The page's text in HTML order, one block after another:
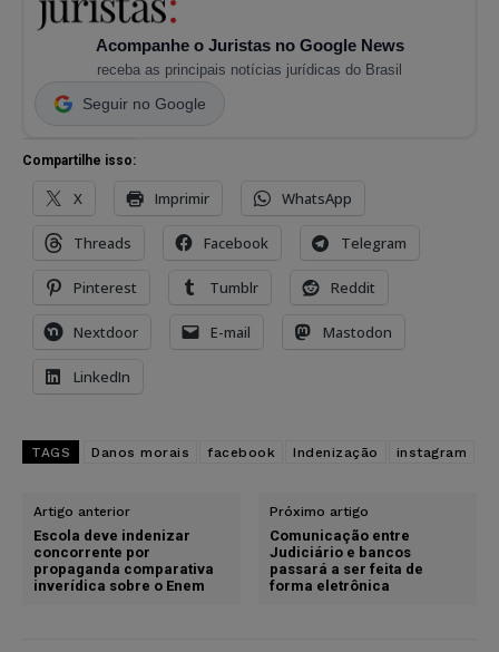
Acompanhe o Juristas no Google News
receba as principais notícias jurídicas do Brasil
Seguir no Google
Compartilhe isso:
X Imprimir WhatsApp
Threads Facebook Telegram
Pinterest Tumblr Reddit
Nextdoor E-mail Mastodon
LinkedIn
TAGS Danos morais facebook Indenização instagram
Artigo anterior
Escola deve indenizar
concorrente por
propaganda comparativa
inverídica sobre o Enem
Próximo artigo
Comunicação entre
Judiciário e bancos
passará a ser feita de
forma eletrônica